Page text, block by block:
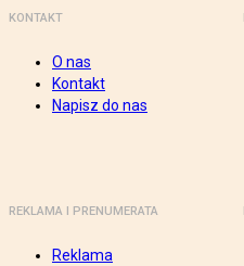
KONTAKT
O nas
Kontakt
Napisz do nas
REKLAMA I PRENUMERATA
Reklama